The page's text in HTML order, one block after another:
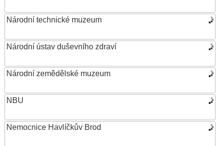
Národní technické muzeum
Národní ústav duševního zdraví
Národní zemědělské muzeum
NBU
Nemocnice Havlíčkův Brod